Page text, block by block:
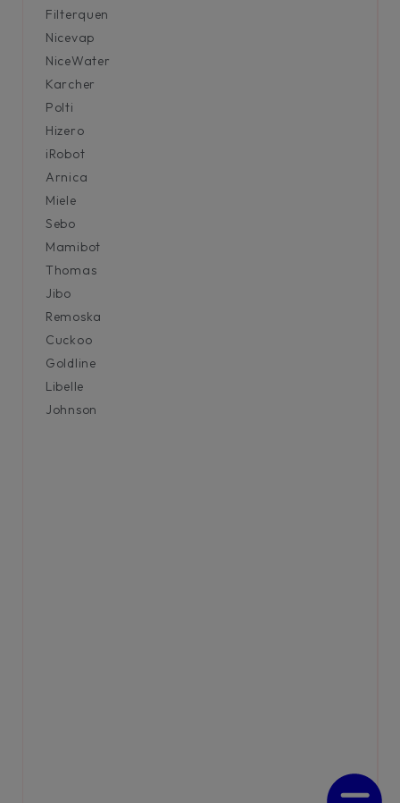
Filterquen
Nicevap
NiceWater
Karcher
Polti
Hizero
iRobot
Arnica
Miele
Sebo
Mamibot
Thomas
Jibo
Remoska
Cuckoo
Goldline
Libelle
Johnson